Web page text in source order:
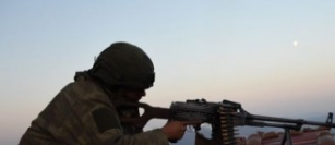
Bolu